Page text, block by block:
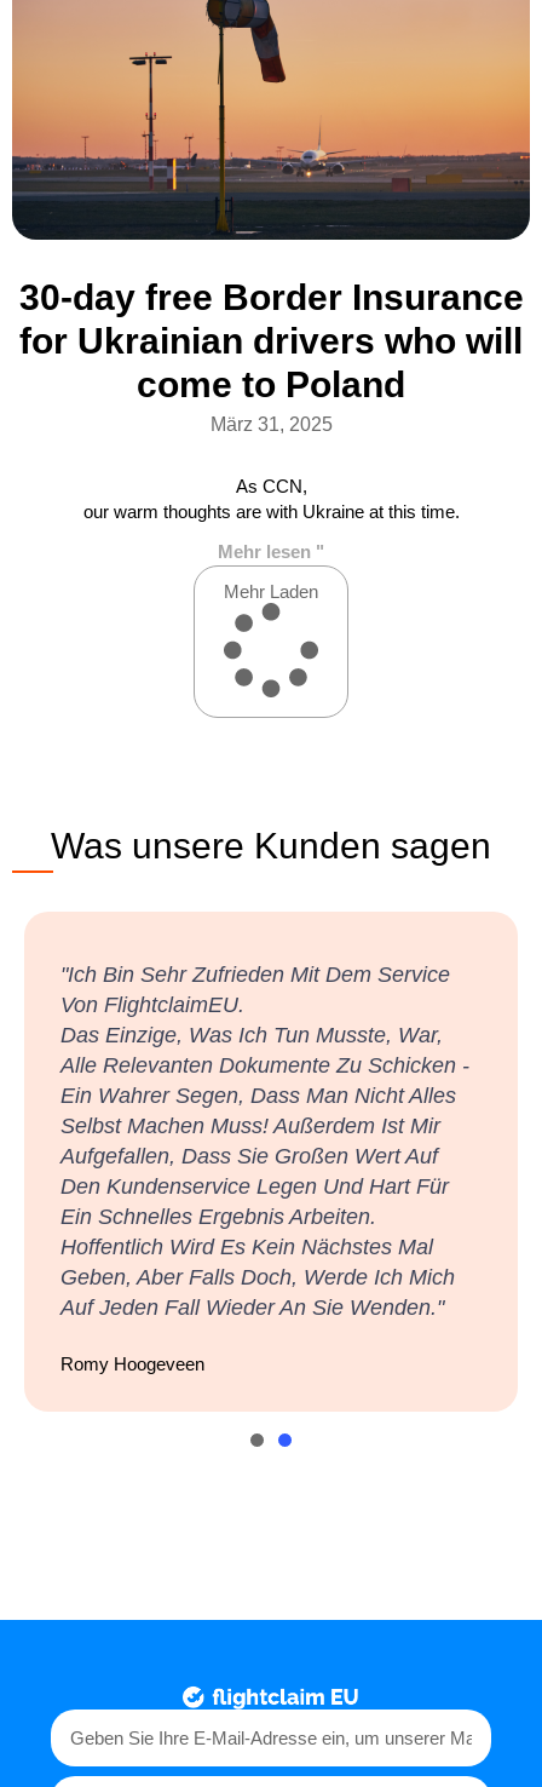
30-day free Border Insurance
for Ukrainian drivers who will
come to Poland
März 31, 2025
As CCN,
our warm thoughts are with Ukraine at this time.
Mehr lesen "
Mehr Laden
Was unsere Kunden sagen
"Vielen Dank, Ich Bin Sehr Zufrieden Mit
Dem Ergebnis.
Ich Hätte Es Nie Für Möglich Gehalten Und
Habe Nun Endlich Das Gefühl, Dass Die
Verbraucher Rechte Haben! Trotz Der
Langen Dauer Wurde Ich Regelmäßig Über
Den Fortgang Des Falles Informiert, Was
Es Zu Einer Sehr Angenehmen Erfahrung
Machte."
Marie Tupfer